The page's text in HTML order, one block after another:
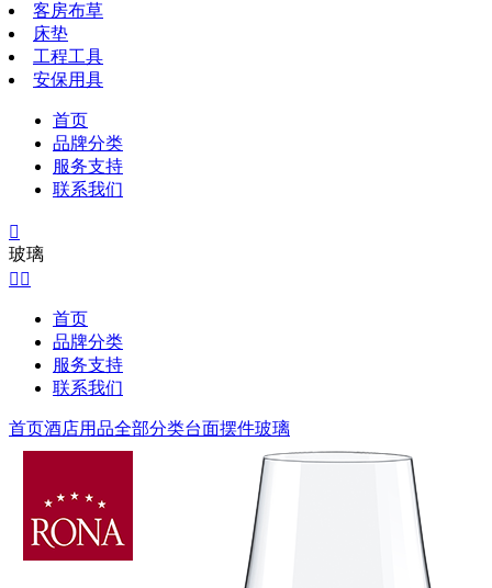
客房布草
床垫
工程工具
安保用具
首页
品牌分类
服务支持
联系我们

玻璃
 
首页
品牌分类
服务支持
联系我们
首页酒店用品全部分类台面摆件玻璃